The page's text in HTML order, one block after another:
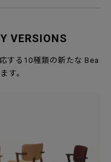
VERSIONS
する10種類の新たな Bea
す。